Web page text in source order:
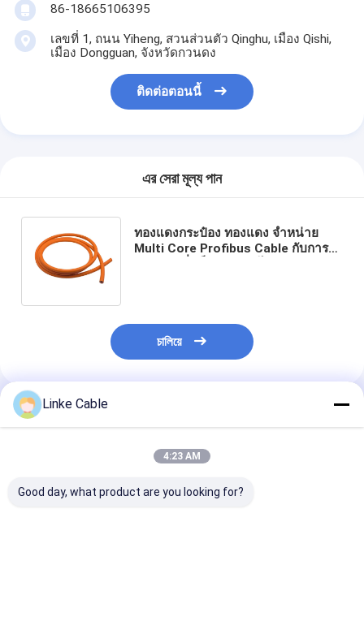
86-18665106395
เลขที่ 1, ถนน Yiheng, สวนส่วนตัว Qinghu, เมือง Qishi,
เมือง Dongguan, จังหวัดกวนดง
ติดต่อตอนนี้
এর সেরা মূল্য পান
ทองแดงกระป๋อง ทองแดง จําหน่าย
Multi Core Profibus Cable กับการส่ง
চালিয়ে
แนะนำผลิตภัณฑ์
Linke Cable
4:23 AM
Good day, what product are you looking for?